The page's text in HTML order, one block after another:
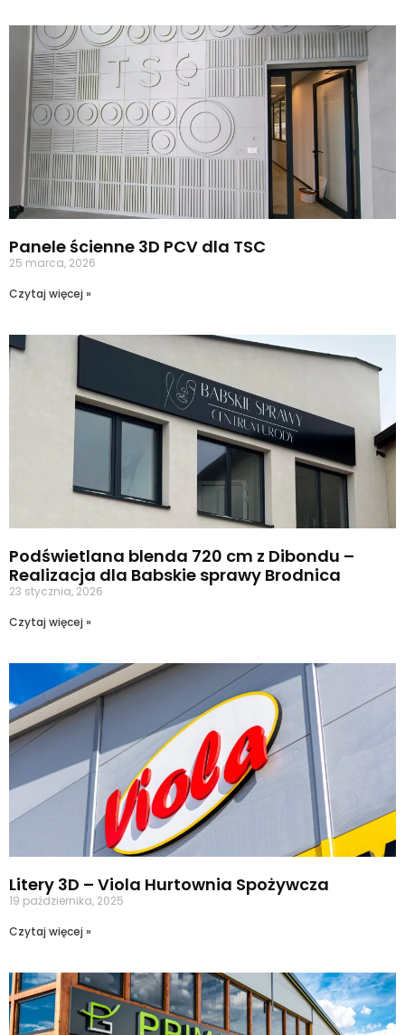
Panele ścienne 3D PCV dla TSC
25 marca, 2026
Czytaj więcej »
Podświetlana blenda 720 cm z Dibondu –
Realizacja dla Babskie sprawy Brodnica
23 stycznia, 2026
Czytaj więcej »
Litery 3D – Viola Hurtownia Spożywcza
19 października, 2025
Czytaj więcej »